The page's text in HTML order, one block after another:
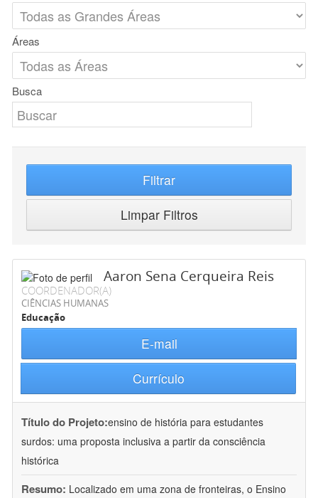
Áreas
Busca
Filtrar
Limpar Filtros
Aaron Sena Cerqueira Reis
COORDENADOR(A)
CIÊNCIAS HUMANAS
Educação
E-mail
Currículo
Título do Projeto:ensino de história para estudantes
surdos: uma proposta inclusiva a partir da consciência
histórica
Resumo: Localizado em uma zona de fronteiras, o Ensino